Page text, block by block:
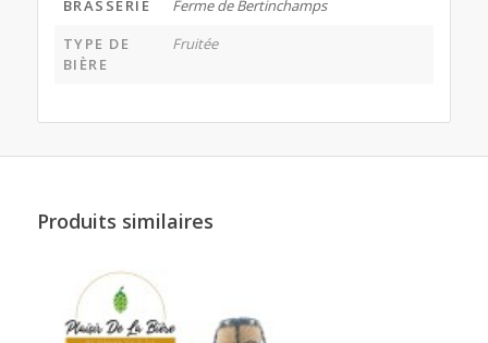
BRASSERIE
Ferme de Bertinchamps
TYPE DE
BIÈRE
Fruitée
Produits similaires